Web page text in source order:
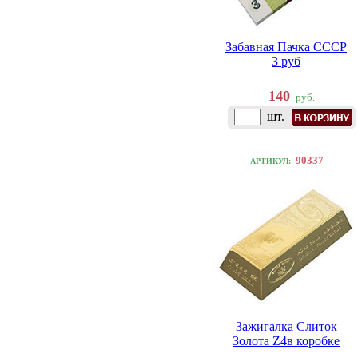
Забавная Пачка СССР
3 руб
140 руб.
шт.
АРТИКУЛ: 90337
Зажигалка Слиток
Золота Z4в коробке